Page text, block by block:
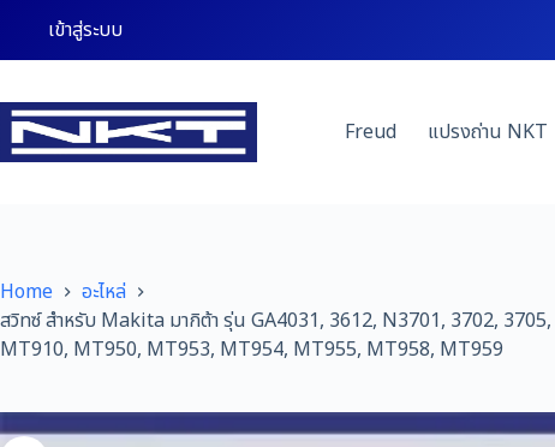
เข้าสู่ระบบ
Freud แปรงถ่าน NKT
Home
อะไหล่
สวิทซ์ สำหรับ Makita มากิต้า รุ่น GA4031, 3612, N3701, 3702,
MT910, MT950, MT953, MT954, MT955, MT958, MT959